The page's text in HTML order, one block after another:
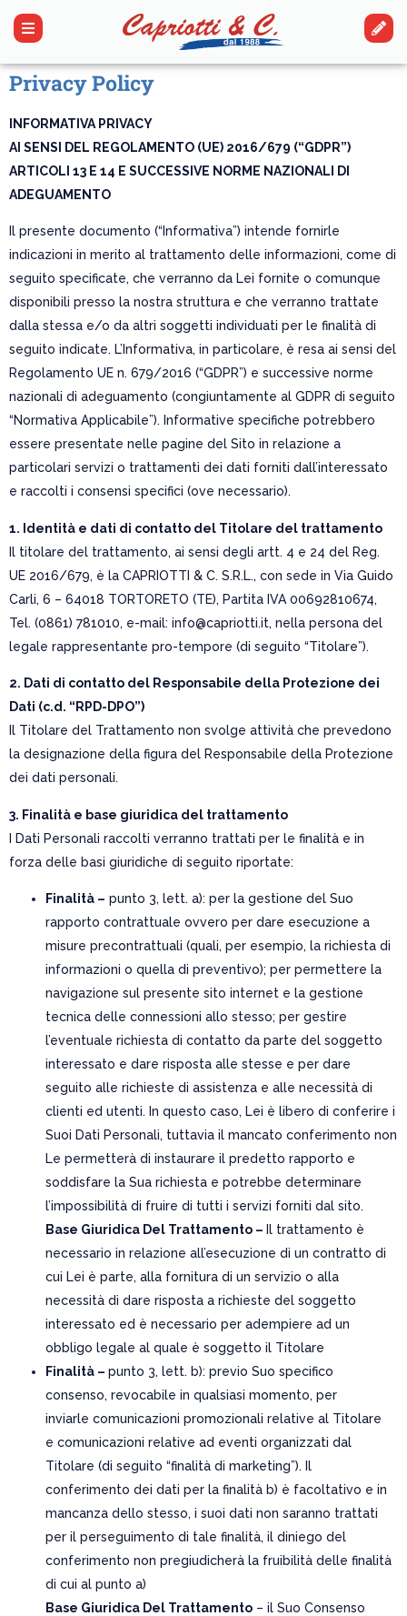
Privacy Policy
INFORMATIVA PRIVACY
AI SENSI DEL REGOLAMENTO (UE) 2016/679 (“GDPR”)
ARTICOLI 13 E 14 E SUCCESSIVE NORME NAZIONALI DI
ADEGUAMENTO
Il presente documento (“Informativa”) intende fornirle
indicazioni in merito al trattamento delle informazioni, come di
seguito specificate, che verranno da Lei fornite o comunque
disponibili presso la nostra struttura e che verranno trattate
dalla stessa e/o da altri soggetti individuati per le finalità di
seguito indicate. L’Informativa, in particolare, è resa ai sensi del
Regolamento UE n. 679/2016 (“GDPR”) e successive norme
nazionali di adeguamento (congiuntamente al GDPR di seguito
“Normativa Applicabile”). Informative specifiche potrebbero
essere presentate nelle pagine del Sito in relazione a
particolari servizi o trattamenti dei dati forniti dall’interessato
e raccolti i consensi specifici (ove necessario).
1. Identità e dati di contatto del Titolare del trattamento
Il titolare del trattamento, ai sensi degli artt. 4 e 24 del Reg.
UE 2016/679, è la CAPRIOTTI & C. S.R.L., con sede in Via Guido
Carli, 6 – 64018 TORTORETO (TE), Partita IVA 00692810674,
Tel. (0861) 781010, e-mail: info@capriotti.it, nella persona del
legale rappresentante pro-tempore (di seguito “Titolare”).
2. Dati di contatto del Responsabile della Protezione dei
Dati (c.d. “RPD-DPO”)
Il Titolare del Trattamento non svolge attività che prevedono
la designazione della figura del Responsabile della Protezione
dei dati personali.
3. Finalità e base giuridica del trattamento
I Dati Personali raccolti verranno trattati per le finalità e in
forza delle basi giuridiche di seguito riportate:
Finalità – punto 3, lett. a): per la gestione del Suo
rapporto contrattuale ovvero per dare esecuzione a
misure precontrattuali (quali, per esempio, la richiesta di
informazioni o quella di preventivo); per permettere la
navigazione sul presente sito internet e la gestione
tecnica delle connessioni allo stesso; per gestire
l’eventuale richiesta di contatto da parte del soggetto
interessato e dare risposta alle stesse e per dare
seguito alle richieste di assistenza e alle necessità di
clienti ed utenti. In questo caso, Lei è libero di conferire i
Suoi Dati Personali, tuttavia il mancato conferimento non
Le permetterà di instaurare il predetto rapporto e
soddisfare la Sua richiesta e potrebbe determinare
l’impossibilità di fruire di tutti i servizi forniti dal sito.
Base Giuridica Del Trattamento – Il trattamento è
necessario in relazione all’esecuzione di un contratto di
cui Lei è parte, alla fornitura di un servizio o alla
necessità di dare risposta a richieste del soggetto
interessato ed è necessario per adempiere ad un
obbligo legale al quale è soggetto il Titolare
Finalità – punto 3, lett. b): previo Suo specifico
consenso, revocabile in qualsiasi momento, per
inviarle comunicazioni promozionali relative al Titolare
e comunicazioni relative ad eventi organizzati dal
Titolare (di seguito “finalità di marketing”). Il
conferimento dei dati per la finalità b) è facoltativo e in
mancanza dello stesso, i suoi dati non saranno trattati
per il perseguimento di tale finalità, il diniego del
conferimento non pregiudicherà la fruibilità delle finalità
di cui al punto a)
Base Giuridica Del Trattamento – il Suo Consenso